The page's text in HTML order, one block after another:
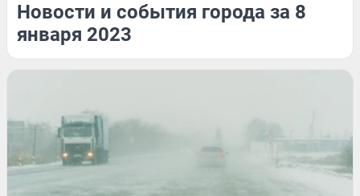
Новости и события города за 8
января 2023